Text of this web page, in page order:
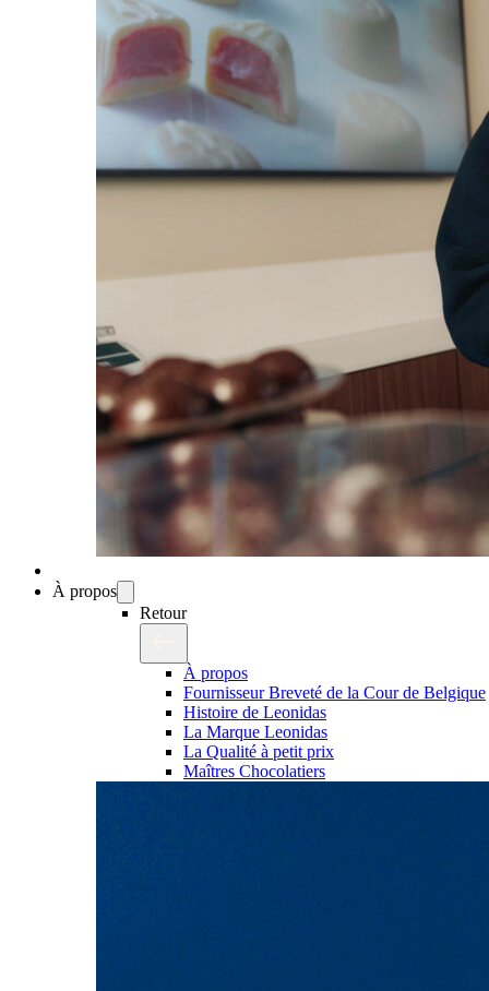
À propos
Retour
À propos
Fournisseur Breveté de la Cour de Belgique
Histoire de Leonidas
La Marque Leonidas
La Qualité à petit prix
Maîtres Chocolatiers